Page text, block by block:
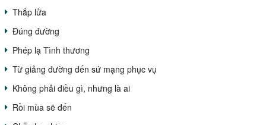
Thắp lửa
Đúng đường
Phép lạ Tình thương
Từ giảng đường đến sứ mạng phục vụ
Không phải điều gì, nhưng là ai
Rồi mùa sẽ đến